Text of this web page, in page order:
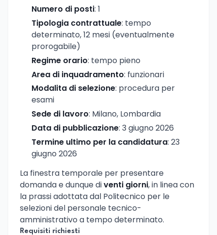
Numero di posti: 1
Tipologia contrattuale: tempo
determinato, 12 mesi (eventualmente
prorogabile)
Regime orario: tempo pieno
Area di inquadramento: funzionari
Modalita di selezione: procedura per
esami
Sede di lavoro: Milano, Lombardia
Data di pubblicazione: 3 giugno 2026
Termine ultimo per la candidatura: 23
giugno 2026
La finestra temporale per presentare
domanda e dunque diventi giorni, in linea con
la prassi adottata dal Politecnico per le
selezioni del personale tecnico-
amministrativo a tempo determinato.
Requisiti richiesti